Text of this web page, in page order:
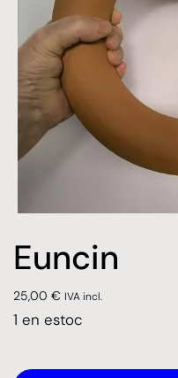
Euncin
25,00 € IVA incl.
1 en estoc